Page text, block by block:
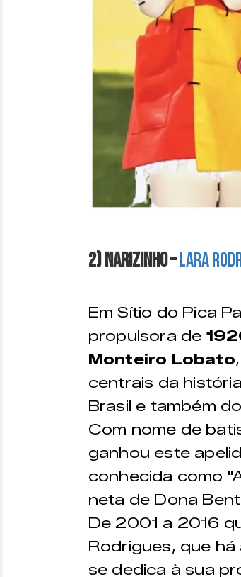
2) Narizinho –Lara
Em Sítio do Pica
propulsora de
Monteiro Lobato
centrais da
Brasil e também
Com nome de
ganhou este
conhecida como
neta de Dona
De 2001 a 2016
Rodrigues, que
se dedica à sua